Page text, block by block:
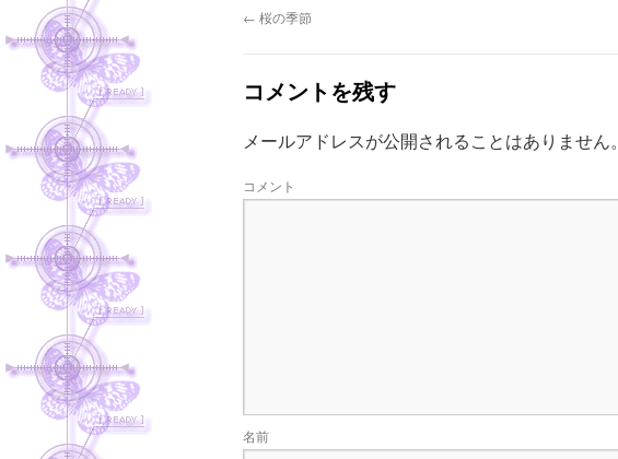
← 桜の季節
コメントを残す
メールアドレスが公開されることはありません。
コメント
名前